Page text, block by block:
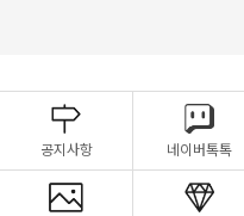
공지사항 네이버톡톡